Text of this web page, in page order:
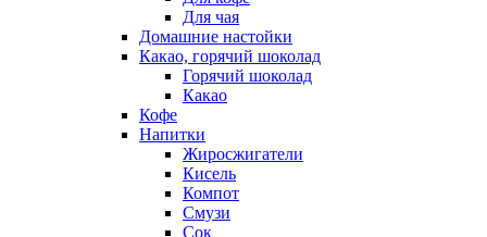
Для чая
Домашние настойки
Какао, горячий шоколад
Горячий шоколад
Какао
Кофе
Напитки
Жиросжигатели
Кисель
Компот
Смузи
Сок